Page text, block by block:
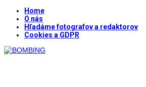
Home
O nás
Hľadáme fotografov a redaktorov
Cookies a GDPR